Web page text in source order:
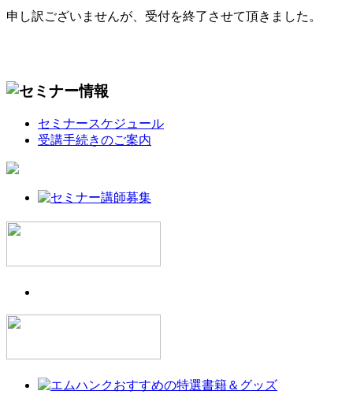
申し訳ございませんが、受付を終了させて頂きました。
セミナースケジュール
受講手続きのご案内